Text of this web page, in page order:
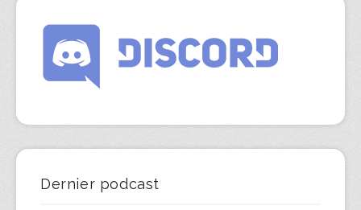
Dernier podcast